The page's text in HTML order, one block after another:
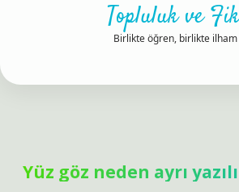
Topluluk ve
Birlikte öğren, birlikte ilham
Yüz göz neden ayrı